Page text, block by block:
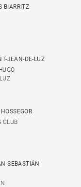
BIARRITZ
JEAN-DE-LUZ
CLUB
SEBASTIÁN